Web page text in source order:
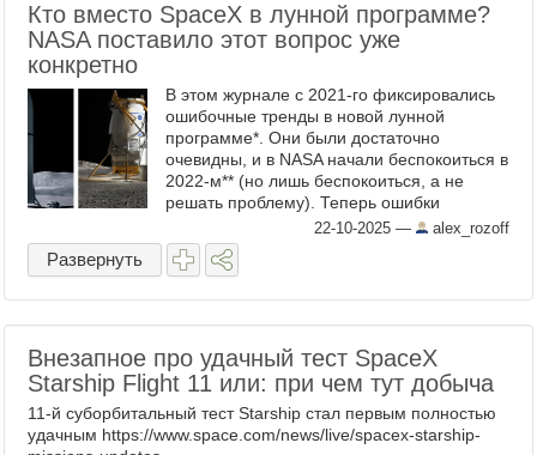
Кто вместо SpaceX в лунной программе?
NASA поставило этот вопрос уже
конкретно
В этом журнале с 2021-го фиксировались
ошибочные тренды в новой лунной
программе*. Они были достаточно
очевидны, и в NASA начали беспокоиться в
2022-м** (но лишь беспокоиться, а не
решать проблему). Теперь ошибки
приобрели критический характер и
вынудили NASA к прямым действиям по
смене ...
22-10-2025 — alex_rozoff
Развернуть
Внезапное про удачный тест SpaceX
Starship Flight 11 или: при чем тут добыча
11-й суборбитальный тест Starship стал первым полностью
удачным https://www.space.com/news/live/spacex-starship-